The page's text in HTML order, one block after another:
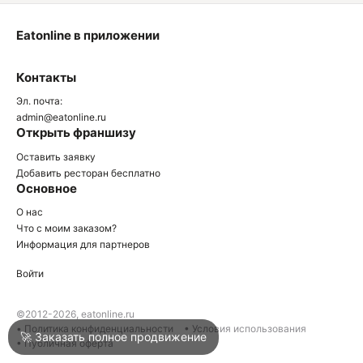
Войти
Написать в техподдержку
Контакты
Эл. почта:
admin@eatonline.ru
Открыть франшизу
Оставить заявку
Добавить ресторан бесплатно
Основное
О нас
Что с моим заказом?
Информация для партнеров
Eatonline в приложении
Войти
©2012-2026, eatonline.ru
• Политика конфиденциальности
• Условия использования
• Публичная оферта
🚀 Заказать полное продвижение